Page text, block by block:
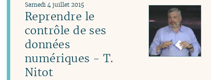
Reprendre le
contrôle de ses
données
numériques - T.
Nitot
Samedi 4 juillet 2015